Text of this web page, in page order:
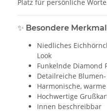
Platz für persönliche
✨ Besondere
Niedliches
Look
Funkelnde Diamond
Detailreiche
Harmonische,
Hochwertige
Innen beschreibbar